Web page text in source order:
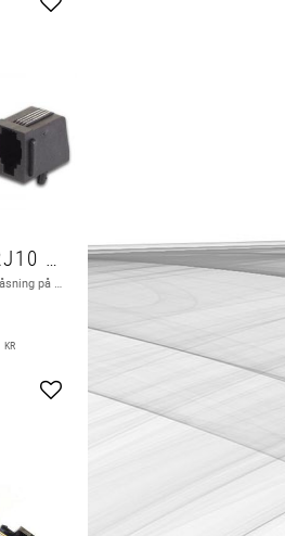
Add to favorites
Modular RJ10 4P4C PCB
KR
Add to favorites